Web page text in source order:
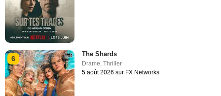
6
The Shards
Drame,Thriller
5 août 2026 sur FX Networks